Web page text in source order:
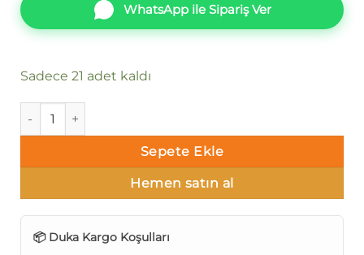
WhatsApp ile Sipariş Ver
Sadece 21 adet kaldı
Duka King F dk.260002-3 adet
Sepete Ekle
Hemen satın al
📦 Duka Kargo Koşulları